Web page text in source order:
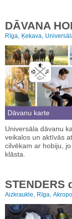
DĀVANA
Rīga, Ķekava,
Dāvanu karte
Universāla dāvanu
veikalos un aktīvās
cilvēkam ar hobiju,
klāsta.
STENDERS
Aizkraukle, Rīga,